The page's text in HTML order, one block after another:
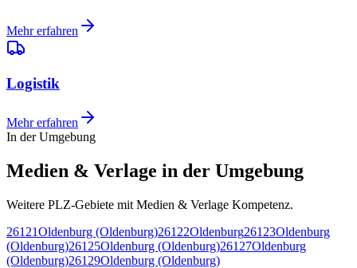
Mehr erfahren
Logistik
Mehr erfahren
In der Umgebung
Medien & Verlage in der Umgebung
Weitere PLZ-Gebiete mit Medien & Verlage Kompetenz.
26121Oldenburg (Oldenburg)26122Oldenburg26123Oldenburg
(Oldenburg)26125Oldenburg (Oldenburg)26127Oldenburg
(Oldenburg)26129Oldenburg (Oldenburg)